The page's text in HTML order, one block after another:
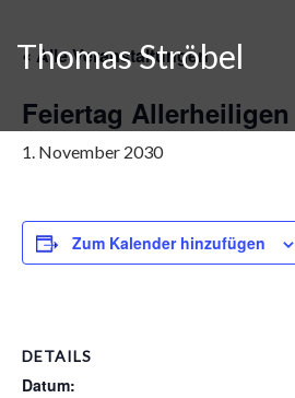
content
Thomas Ströbel
« Alle Veranstaltungen
Feiertag Allerheiligen
1. November 2030
Zum Kalender hinzufügen
DETAILS
Datum: